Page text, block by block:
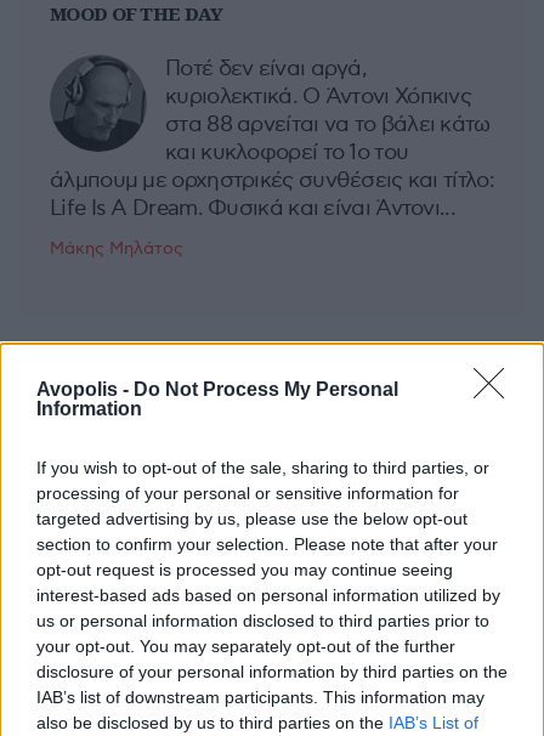
Avopolis - Do Not Process My Personal
Information
If you wish to opt-out of the sale, sharing to third parties, or
processing of your personal or sensitive information for
targeted advertising by us, please use the below opt-out
section to confirm your selection. Please note that after your
opt-out request is processed you may continue seeing
interest-based ads based on personal information utilized by
us or personal information disclosed to third parties prior to
your opt-out. You may separately opt-out of the further
disclosure of your personal information by third parties on the
IAB’s list of downstream participants. This information may
also be disclosed by us to third parties on the IAB’s List of
MOOD OF THE DAY
Ποτέ δεν είναι αργά,
κυριολεκτικά. Ο Άντονι Χόπκινς
στα 88 αρνείται να το βάλει κάτω
και κυκλοφορεί το 1ο του
άλμπουμ με ορχηστρικές συνθέσεις και τίτλο:
Life Is A Dream. Φυσικά και είναι Άντονι...
Μάκης Μηλάτος